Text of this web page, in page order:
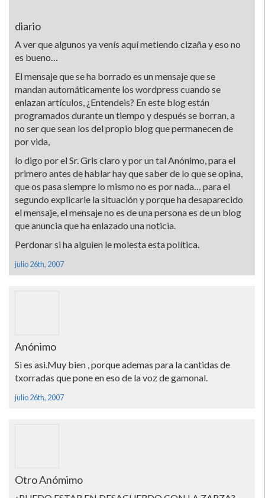
diario
A ver que algunos ya vení­s aquí­ metiendo cizaña y eso no
es bueno…
El mensaje que se ha borrado es un mensaje que se
mandan automáticamente los wordpress cuando se
enlazan artí­culos, ¿Entendeis? En este blog están
programados durante un tiempo y después se borran, a
no ser que sean los del propio blog que permanecen de
por vida,
lo digo por el Sr. Gris claro y por un tal Anónimo, para el
primero antes de hablar hay que saber de lo que se opina,
que os pasa siempre lo mismo no es por nada… para el
segundo explicarle la situación y porque ha desaparecido
el mensaje, el mensaje no es de una persona es de un blog
que anuncia que ha enlazado una noticia.
Perdonar si ha alguien le molesta esta polí­tica.
julio 26th, 2007
Anónimo
Si es asi.Muy bien , porque ademas para la cantidas de
txorradas que pone en eso de la voz de gamonal.
julio 26th, 2007
Otro Anómimo